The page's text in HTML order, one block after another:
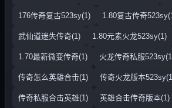
176传奇复古523sy(1) 1.80复古传奇
武仙道迷失传奇(1) 1.80元素火龙523sy(1)
1.70最新微变传奇(1) 火龙传奇私服
传奇怎么英雄合击(1) 传奇火龙版本
传奇私服合击英雄(1) 英雄合击传奇版本(1)